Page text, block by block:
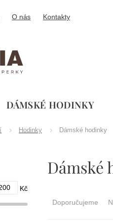
O nás Kontakty
DÁMSKÉ HODINKY
Hodinky Dámské hodinky
Kč
Dámské
Doporučujeme